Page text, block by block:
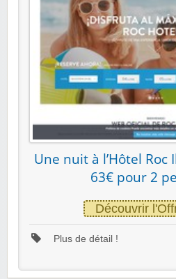
Une nuit à l’Hôtel
63€ pour 2
Découvrir
Plus de détail !